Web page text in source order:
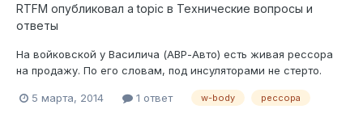
RTFM опубликовал a topic в Технические вопросы и
ответы
На войковской у Василича (АВР-Авто) есть живая рессора
на продажу. По его словам, под инсуляторами не стерто.
я точно помню задница по земле скребла.
5 марта, 2014 1 ответ w-body рессора